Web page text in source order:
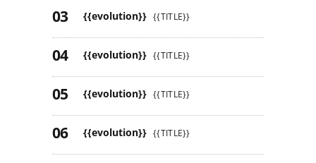
{{evolution}} {{TITLE}}
{{evolution}} {{TITLE}}
{{evolution}} {{TITLE}}
{{evolution}} {{TITLE}}